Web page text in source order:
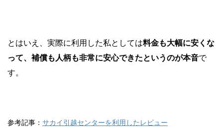
とはいえ、実際に利用した私としては料金も大幅に安くな
って、補償も人柄も非常に安心できたというのが本音で
す。
参考記事： サカイ引越センターを利用したレビュー